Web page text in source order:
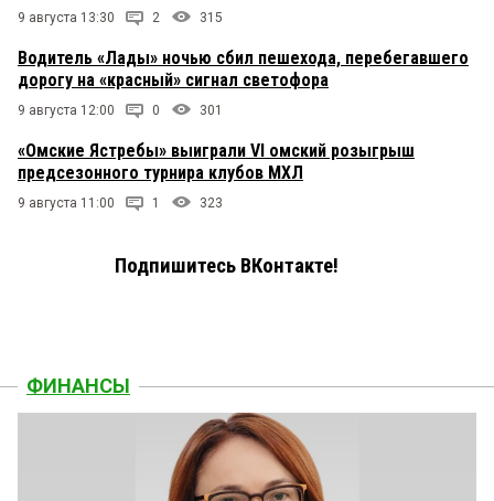
9 августа 13:30 2 315
Водитель «Лады» ночью сбил пешехода, перебегавшего
дорогу на «красный» сигнал светофора
9 августа 12:00 0 301
«Омские Ястребы» выиграли VI омский розыгрыш
предсезонного турнира клубов МХЛ
9 августа 11:00 1 323
Подпишитесь ВКонтакте!
ФИНАНСЫ